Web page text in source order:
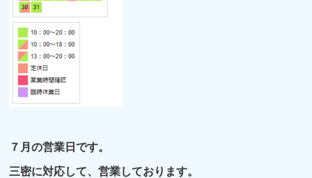
７月の営業日です。
三密に対応して、営業しております。